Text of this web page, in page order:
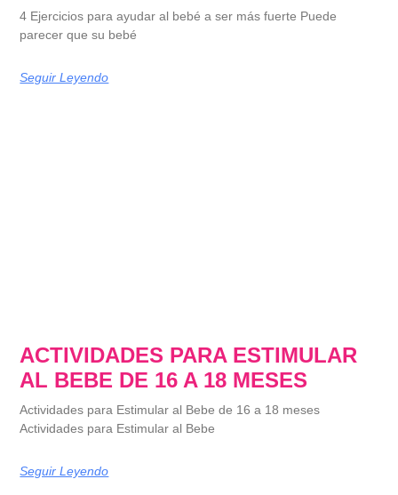
4 Ejercicios para ayudar al bebé a ser más fuerte Puede
parecer que su bebé
Seguir Leyendo
ACTIVIDADES PARA ESTIMULAR
AL BEBE DE 16 A 18 MESES
Actividades para Estimular al Bebe de 16 a 18 meses
Actividades para Estimular al Bebe
Seguir Leyendo